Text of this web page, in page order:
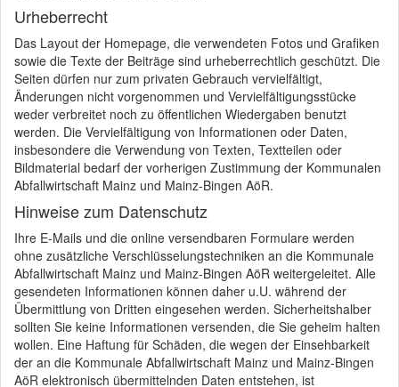
Urheberrecht
Das Layout der Homepage, die verwendeten Fotos und Grafiken
sowie die Texte der Beiträge sind urheberrechtlich geschützt. Die
Seiten dürfen nur zum privaten Gebrauch vervielfältigt,
Änderungen nicht vorgenommen und Vervielfältigungsstücke
weder verbreitet noch zu öffentlichen Wiedergaben benutzt
werden. Die Vervielfältigung von Informationen oder Daten,
insbesondere die Verwendung von Texten, Textteilen oder
Bildmaterial bedarf der vorherigen Zustimmung der Kommunalen
Abfallwirtschaft Mainz und Mainz-Bingen AöR.
Hinweise zum Datenschutz
Ihre E-Mails und die online versendbaren Formulare werden
ohne zusätzliche Verschlüsselungstechniken an die Kommunale
Abfallwirtschaft Mainz und Mainz-Bingen AöR weitergeleitet. Alle
gesendeten Informationen können daher u.U. während der
Übermittlung von Dritten eingesehen werden. Sicherheitshalber
sollten Sie keine Informationen versenden, die Sie geheim halten
wollen. Eine Haftung für Schäden, die wegen der Einsehbarkeit
der an die Kommunale Abfallwirtschaft Mainz und Mainz-Bingen
AöR elektronisch übermittelnden Daten entstehen, ist